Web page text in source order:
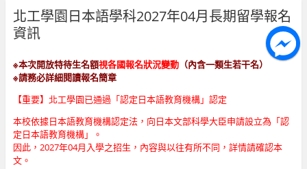
北工學園日本語學科2027年04月長期留學報名
資訊
※本次開放特待生名額視各國報名狀況變動（內含一類生若干名）
※請務必詳細閱讀報名簡章
【重要】北工學園已通過「認定日本語教育機構」認定
本校依據日本語教育機構認定法，向日本文部科學大臣申請設立為「認
定日本語教育機構」。
因此，2027年04月入學之招生，內容與以往有所不同，詳情請確認本
文。